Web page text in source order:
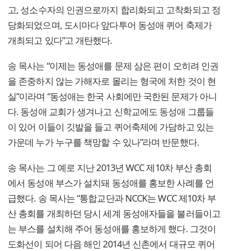
고, 성소수자의 인권으로까지 합리화되고 고착화되고 정
당화되었으며, 도시마다 앞다투어 동성애 퀴어 축제가
개최되고 있다”고 개탄했다.
송 목사는 “이제는 동성애를 문제 삼은 편이 오히려 인권
을 존중하지 않는 가해자로 몰리는 형국에 처한 것이 현
실”이라며 “동성애는 한국 사회에만 국한된 문제가 아니
다. 동성애 교회가 생겨나고 신학교에도 동성애 그룹들
이 있어 이들이 깃발을 들고 퀴어축제에 가담하고 있는
가운데 누가 누구를 책망할 수 있나”라며 반문했다.
송 목사는 그 예로 지난 2013년 WCC 제10차 부산 총회
에서 동성애 부스가 설치돼 동성애를 홍보한 사례를 언
급했다. 송 목사는 “통합교단과 NCCK는 WCC 제10차 부
산 총회를 개최하던 당시 세계 동성애자들을 불러들이고
는 부스를 설치해 주어 동성애를 홍보하게 했다. 그것이
도화선이 되어 다음 해인 2014년 신촌에서 대규모 퀴어